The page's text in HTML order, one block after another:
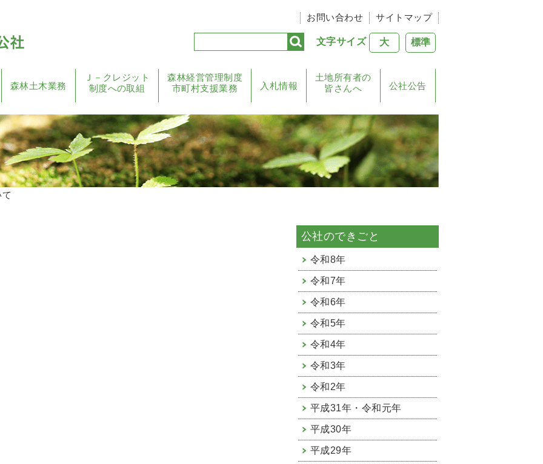
お問い合わせ サイトマップ
文字サイズ 標準
大
森林土木業務
Ｊ－クレジット
制度への取組
森林経営管理制度
市町村支援業務
入札情報
土地所有者の
皆さんへ
公社公告
公社のできごと
令和8年
令和7年
令和6年
令和5年
令和4年
令和3年
令和2年
平成31年・令和元年
平成30年
平成29年